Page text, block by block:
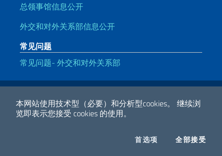
本网站使用技术型（必要）和分析型cookies。
继续浏
览即表示您接受 cookies 的使用。
首选项 COOKIES全部接受I
总领事馆信息公开
外交和对外关系部信息公开
常见问题
常见问题- 外交和对外关系部
有用的链接
Note legaliPrivacy e cookie policyDichiarazione di accessibilità